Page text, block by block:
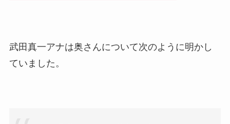
武田真一アナは奥さんについて次のように明かし
ていました。